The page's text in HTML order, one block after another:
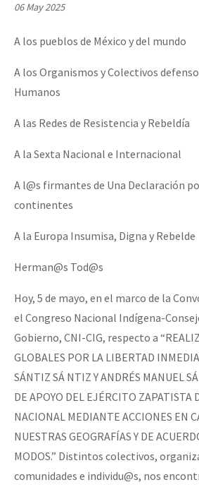
La Sexta
AutonomÍa y Resistencia
Presos
Mujeres
Niñxs
ETIQUETAS
MULTIMEDIA
Audio
Fotorreportaje
Otras secciones
Semillero Guerra contra la
la naturaleza bajo asedio)
Libros para descargar
Medios Libres
Dia 1: Encontro “Guerra contra a
06 May 2025
A los pueblos de México y del mundo
A los Organismos y Colectivos
Humanos
A las Redes de Resistencia y Rebeldía
A la Sexta Nacional e Internacional
A l@s firmantes de Una Declaración
continentes
A la Europa Insumisa, Digna y Rebelde
Herman@s Tod@s
Hoy, 5 de mayo, en el marco de la
el Congreso Nacional Indígena-
Gobierno, CNI-CIG, respecto a
GLOBALES POR LA LIBERTAD
SÁNTIZ SÁ NTIZ Y ANDRÉS MANUEL
DE APOYO DEL EJÉRCITO ZAPATISTA
NACIONAL MEDIANTE ACCIONES EN
NUESTRAS GEOGRAFÍAS Y DE
MODOS.” Distintos colectivos,
comunidades e individu@s, nos